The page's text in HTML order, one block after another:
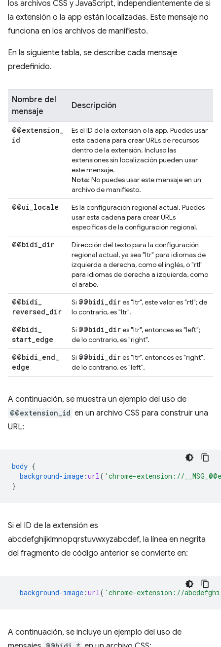
los archivos CSS y JavaScript, independientemente de si
la extensión o la app están localizadas. Este mensaje no
funciona en los archivos de manifiesto.
En la siguiente tabla, se describe cada mensaje
predefinido.
Nombre del
mensaje
Descripción
@@extension
id
Es el ID de la extensión o la app. Puedes usar
esta cadena para crear URLs de recursos
dentro de la extensión. Incluso las
extensiones sin localización pueden usar
este mensaje.
Nota: No puedes usar este mensaje en un
archivo de manifiesto.
@@ui locale
Es la configuración regional actual. Puedes
usar esta cadena para crear URLs
específicas de la configuración regional.
@@bidi dir
Dirección del texto para la configuración
regional actual, ya sea "ltr" para idiomas de
izquierda a derecha, como el inglés, o "rtl"
para idiomas de derecha a izquierda, como
el árabe.
@@bidi
reversed dir
Si @@bidi dires "ltr", este valor es "rtl"; de
lo contrario, es "ltr".
@@bidi
start edge
Si @@bidi dires "ltr", entonces es "left";
de lo contrario, es "right".
@@bidi end
edge
Si @@bidi dires "ltr", entonces es "right";
de lo contrario, es "left".
A continuación, se muestra un ejemplo del uso de
@@extension_id en un archivo CSS para construir una
URL:
body {
background-image :url ( 'chrome-extension://
}
Si el ID de la extensión es
abcdefghijklmnopqrstuvwxyzabcdef, la línea en negrita
del fragmento de código anterior se convierte en:
background-image :url ( 'chrome-extension://
A continuación, se incluye un ejemplo del uso de